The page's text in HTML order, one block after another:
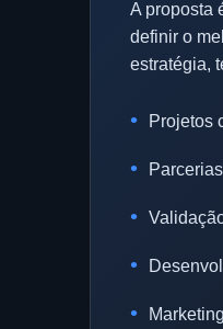
A proposta
definir o
estratégia,
Projetos